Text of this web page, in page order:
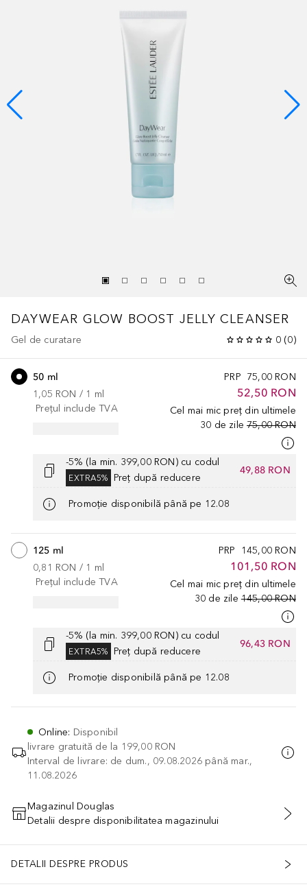
DAYWEAR GLOW BOOST JELLY CLEANSER
Gel de curatare 0 (0)
PRP 75,00 RON
52,50 RON
Cel mai mic preț din ultimele
30 de zile 75,00 RON
50 ml
1,05 RON / 1 ml
Prețul include TVA
-5% (la min. 399,00 RON) cu codul
EXTRA5% Preț după reducere
49,88 RON
Promoție disponibilă până pe 12.08
PRP 145,00 RON
101,50 RON
Cel mai mic preț din ultimele
30 de zile 145,00 RON
125 ml
0,81 RON / 1 ml
Prețul include TVA
-5% (la min. 399,00 RON) cu codul
EXTRA5% Preț după reducere
96,43 RON
Promoție disponibilă până pe 12.08
Online: Disponibil
livrare gratuită de la 199,00 RON
Interval de livrare: de dum., 09.08.2026 până mar.,
11.08.2026
ADĂUGAȚI ÎN COŞ
Magazinul Douglas
Detalii despre disponibilitatea magazinului
DETALII DESPRE PRODUS